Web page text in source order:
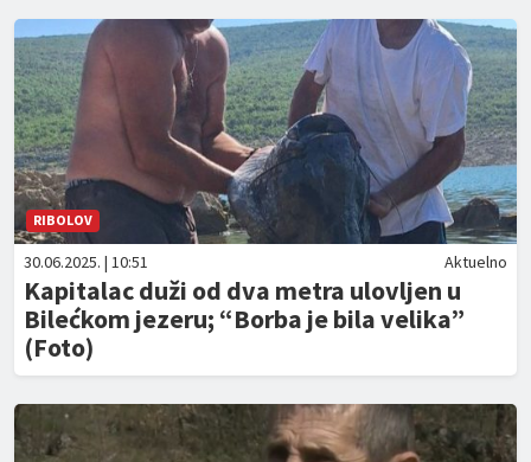
RIBOLOV
30.06.2025. | 10:51 Aktuelno
Kapitalac duži od dva metra ulovljen u
Bilećkom jezeru; “Borba je bila velika”
(Foto)